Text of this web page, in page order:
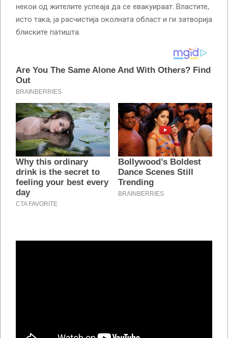
некои од жителите успеаја да се евакуираат. Властите,
исто така, ја расчистија околната област и ги затворија
блиските патишта.